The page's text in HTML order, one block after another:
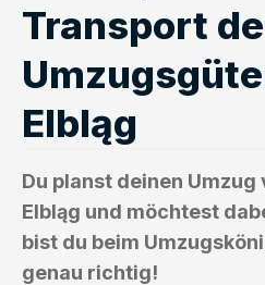
Transport
Elbląg
Du planst deinen Umzug
Elbląg und möchtest
bist du beim
genau richtig!